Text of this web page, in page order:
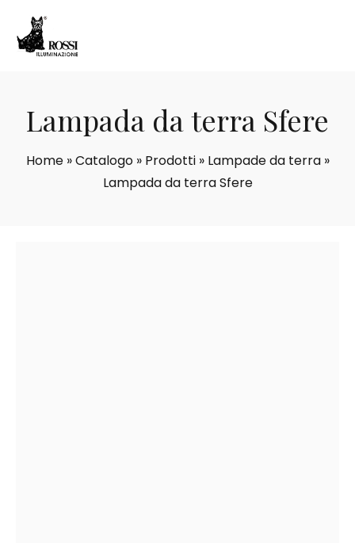
Lampada da terra Sfere
Home»Catalogo» Prodotti» Lampade da terra»
Lampada da terra Sfere